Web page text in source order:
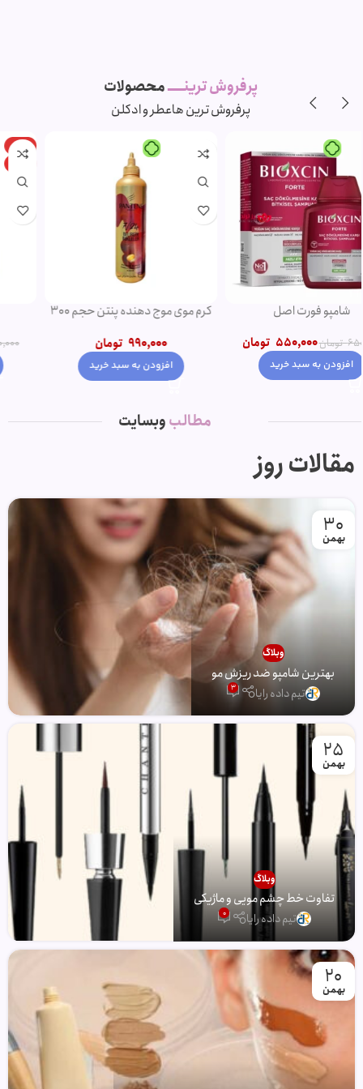
پرفروش ترینـــــمحصولات
پرفروش ترین هاعطر و ادکلن
-5%
شامپو روغن آرگان
790,000 تومان750,000
افزودن به سبد خرید
-11%
ریمل صورتی اروجینال
تومان 850,000
افزودن به سبد خرید
مطالبوبسایت
مقالات روز
30
بهمن
وبلاگ
بهترین شامپو ضد ریزش مو
تیم داده رایا 3
25
بهمن
وبلاگ
تفاوت خط چشم مویی و ماژیکی
تیم داده رایا 0
20
بهمن